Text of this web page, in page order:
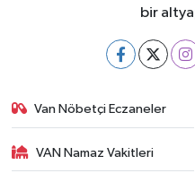
bir
Van Nöbetçi Eczaneler
VAN Namaz Vakitleri